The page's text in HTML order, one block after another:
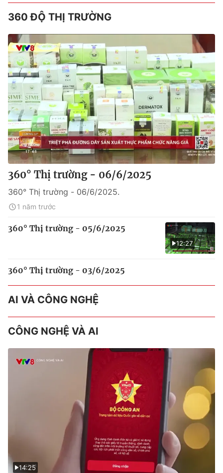
360 ĐỘ THỊ TRƯỜNG
360° Thị trường - 06/6/2025
360° Thị trường - 06/6/2025.
1 năm trước
12:27
360° Thị trường - 05/6/2025
360° Thị trường - 03/6/2025
AI VÀ CÔNG NGHỆ
CÔNG NGHỆ VÀ AI
14:25